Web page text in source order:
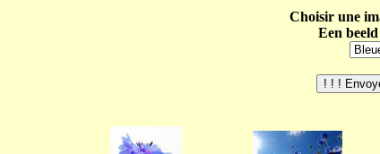
Choisir une
Een